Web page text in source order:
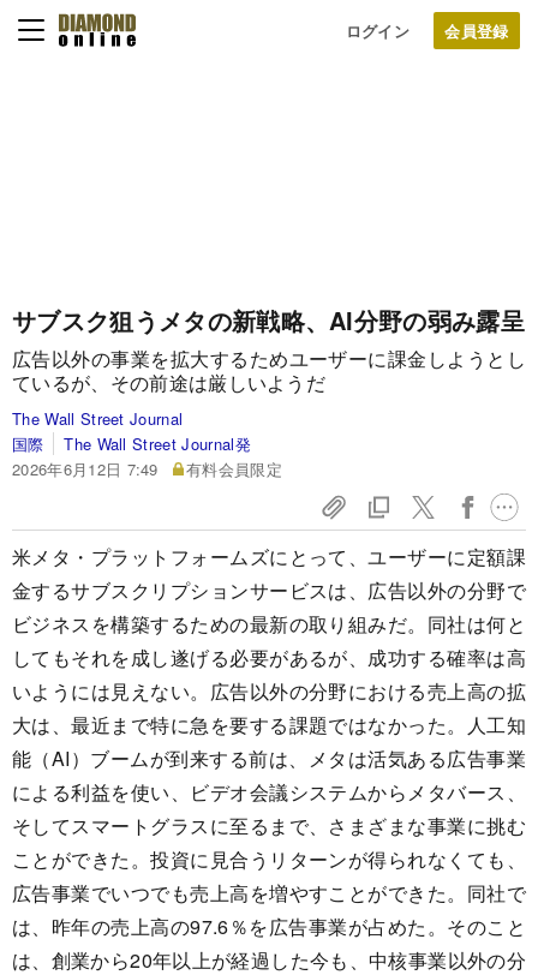
ログイン
サブスク狙うメタの新戦略、AI分野の弱み露呈
広告以外の事業を拡大するためユーザーに課金しようとし
ているが、その前途は厳しいようだ
The Wall Street Journal
国際
The Wall Street Journal発
2026年6月12日 7:49
有料会員限定
米メタ・プラットフォームズにとって、ユーザーに定額課
金するサブスクリプションサービスは、広告以外の分野で
ビジネスを構築するための最新の取り組みだ。同社は何と
してもそれを成し遂げる必要があるが、成功する確率は高
いようには見えない。広告以外の分野における売上高の拡
大は、最近まで特に急を要する課題ではなかった。人工知
能（AI）ブームが到来する前は、メタは活気ある広告事業
による利益を使い、ビデオ会議システムからメタバース、
そしてスマートグラスに至るまで、さまざまな事業に挑む
ことができた。投資に見合うリターンが得られなくても、
広告事業でいつでも売上高を増やすことができた。同社で
は、昨年の売上高の97.6％を広告事業が占めた。そのこと
は、創業から20年以上が経過した今も、中核事業以外の分